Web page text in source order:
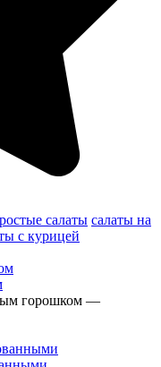
салаты салаты на
с курицей
горошком —